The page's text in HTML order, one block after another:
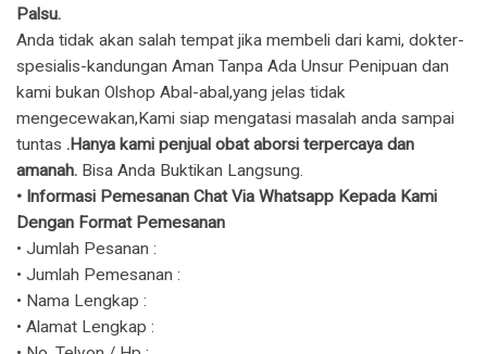
Palsu.
Anda tidak akan salah tempat jika membeli dari kami, dokter-
spesialis-kandungan Aman Tanpa Ada Unsur Penipuan dan
kami bukan Olshop Abal-abal,yang jelas tidak
mengecewakan,Kami siap mengatasi masalah anda sampai
tuntas .Hanya kami penjual obat aborsi terpercaya dan
amanah. Bisa Anda Buktikan Langsung.
​• Informasi Pemesanan Chat Via Whatsapp Kepada Kami
Dengan Format Pemesanan
• Jumlah Pesanan :
• Jumlah Pemesanan :
• Nama Lengkap :
• Alamat Lengkap :